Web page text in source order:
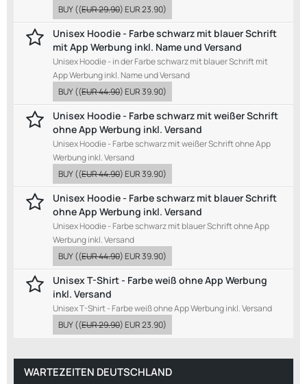
BUY((EUR 29.90)EUR 23.90)
Unisex Hoodie - Farbe schwarz mit blauer Schrift
mit App Werbung inkl. Name und Versand
Unisex Hoodie - in der Farbe schwarz mit blauer Schrift mit
App Werbung inkl. Name und Versand
BUY((EUR 44.90)EUR 39.90)
Unisex Hoodie - Farbe schwarz mit weißer Schrift
ohne App Werbung inkl. Versand
Unisex Hoodie - Farbe schwarz mit weißer Schrift ohne App
Werbung inkl. Versand
BUY((EUR 44.90)EUR 39.90)
Unisex Hoodie - Farbe schwarz mit blauer Schrift
ohne App Werbung inkl. Versand
Unisex Hoodie - Farbe schwarz mit blauer Schrift ohne App
Werbung inkl. Versand
BUY((EUR 44.90)EUR 39.90)
Unisex T-Shirt - Farbe weiß ohne App Werbung
inkl. Versand
Unisex T-Shirt - Farbe weiß ohne App Werbung inkl. Versand
BUY((EUR 29.90)EUR 23.90)
WARTEZEITEN DEUTSCHLAND